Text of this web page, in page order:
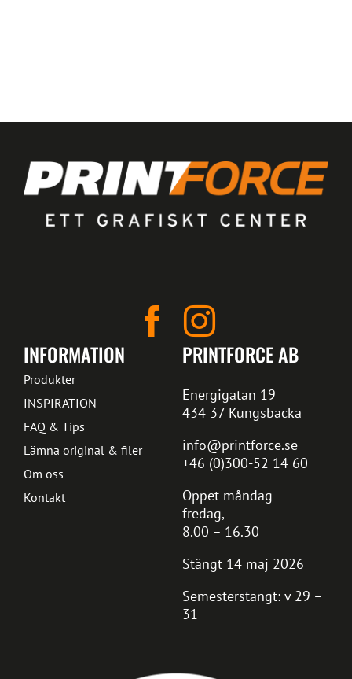
PRINTFORCE AB
Energigatan 19
434 37 Kungsbacka
info@printforce.se
+46 (0)300-52 14 60
Öppet måndag –
fredag,
8.00 – 16.30
Stängt 14 maj 2026
Semesterstängt: v 29 –
31
INFORMATION
Produkter
INSPIRATION
FAQ & Tips
Lämna original & filer
Om oss
Kontakt